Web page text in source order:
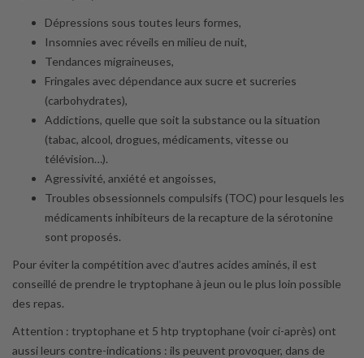
Dépressions sous toutes leurs formes,
Insomnies avec réveils en milieu de nuit,
Tendances migraineuses,
Fringales avec dépendance aux sucre et sucreries
(carbohydrates),
Addictions, quelle que soit la substance ou la situation
(tabac, alcool, drogues, médicaments, vitesse ou
télévision…).
Agressivité, anxiété et angoisses,
Troubles obsessionnels compulsifs (TOC) pour lesquels les
médicaments inhibiteurs de la recapture de la sérotonine
sont proposés.
Pour éviter la compétition avec d’autres acides aminés, il est
conseillé de prendre le tryptophane à jeun ou le plus loin possible
des repas.
Attention : tryptophane et 5 htp tryptophane (voir ci-après) ont
aussi leurs contre-indications : ils peuvent provoquer, dans de